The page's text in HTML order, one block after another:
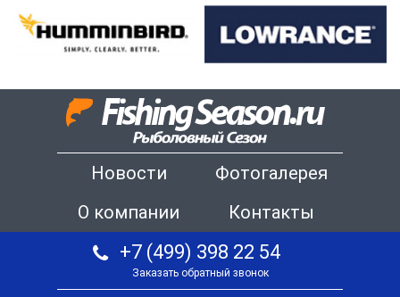
Новости
Фотогалерея
О компании
Контакты
+7 (499) 398 22 54
Заказать обратный звонок